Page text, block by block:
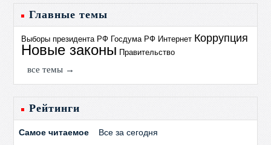
Главные темы
Выборы президента РФ Госдума РФ Интернет Коррупция
Новые законы Правительство
все темы →
Рейтинги
Самое читаемое Все за сегодня